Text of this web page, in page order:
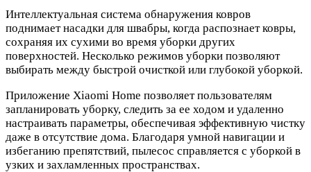
Интеллектуальная система обнаружения ковров
поднимает насадки для швабры, когда распознает ковры,
сохраняя их сухими во время уборки других
поверхностей. Несколько режимов уборки позволяют
выбирать между быстрой очисткой или глубокой уборкой.
Приложение Xiaomi Home позволяет пользователям
запланировать уборку, следить за ее ходом и удаленно
настраивать параметры, обеспечивая эффективную чистку
даже в отсутствие дома. Благодаря умной навигации и
избеганию препятствий, пылесос справляется с уборкой в
узких и захламленных пространствах.